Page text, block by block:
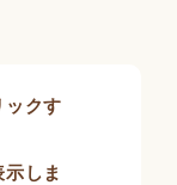
ックす
しま